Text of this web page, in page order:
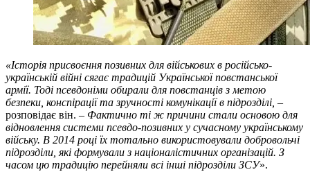
«Історія присвоєння позивних для військових в російсько-
українській війні сягає традицій Української повстанської
армії. Тоді псевдоніми обирали для повстанців з метою
безпеки, конспірації та зручності комунікації в підрозділі, –
розповідає він. – Фактично ті ж причини стали основою для
відновлення системи псевдо-позивних у сучасному українському
війську. В 2014 році їх тотально використовували добровольчі
підрозділи, які формували з націоналістичних організацій. З
часом цю традицію перейняли всі інші підрозділи ЗСУ».